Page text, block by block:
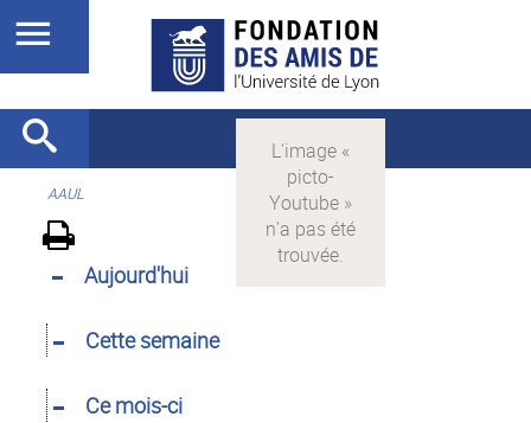
AAUL
Aujourd'hui
Cette semaine
Ce mois-ci